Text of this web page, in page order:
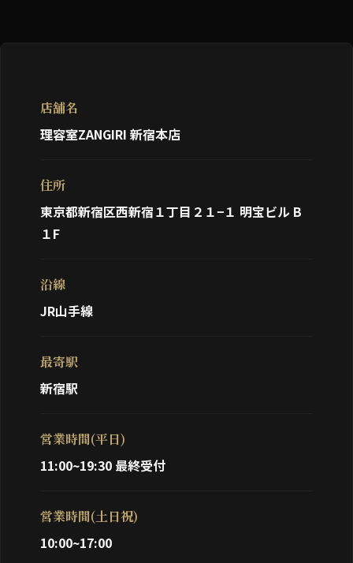
店舗名
理容室ZANGIRI 新宿本店
住所
東京都新宿区西新宿１丁目２１−１ 明宝ビル B
１F
沿線
JR山手線
最寄駅
新宿駅
営業時間(平日)
11:00~19:30 最終受付
営業時間(土日祝)
10:00~17:00